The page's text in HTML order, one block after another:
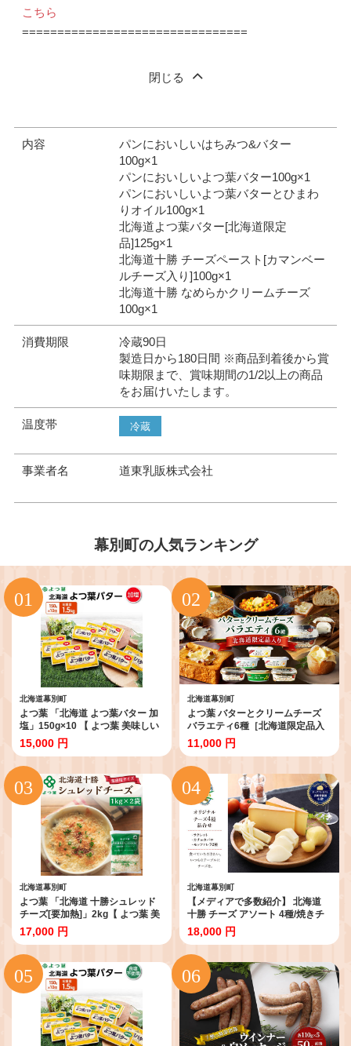
こちら
================================
閉じる
内容
パンにおいしいはちみつ&バター
100g×1
パンにおいしいよつ葉バター100g×1
パンにおいしいよつ葉バターとひまわ
りオイル100g×1
北海道よつ葉バター[北海道限定
品]125g×1
北海道十勝 チーズペースト[カマンベー
ルチーズ入り]100g×1
北海道十勝 なめらかクリームチーズ
100g×1
消費期限
冷蔵90日
製造日から180日間 ※商品到着後から賞
味期限まで、賞味期間の1/2以上の商品
をお届けいたします。
温度帯 冷蔵
事業者名 道東乳販株式会社
幕別町の人気ランキング
北海道幕別町
よつ葉 「北海道 よつ葉バター 加
塩」150g×10 【 よつ葉 美味しい
バター パン 有塩 塩 北海道 十勝
幕別 】
15,000 円
北海道幕別町
よつ葉 バターとクリームチーズ
バラエティ6種［北海道限定品入
り］【 よつ葉 バター チーズ 詰め
合わせ 朝食 パン セット おすすめ
パンにおいしい クリームチーズ
モーニング高級 比較 北海道 十勝
幕別 】
11,000 円
北海道幕別町
よつ葉 「北海道 十勝シュレッド
チーズ[要加熱]」2kg【 よつ葉 美
味しい チーズ グラタン ピザ 大容
量 業務用 北海道 十勝 幕別 】
17,000 円
北海道幕別町
【メディアで多数紹介】 北海道
十勝 チーズ アソート 4種/焼きチ
ーズ・モッツァレラ [チーズ工房
NEEDS]【 詰合せ セット カチョ
カバロ ラクレット モッツァレラ
乳製品 ワイン 麦酒 ビール 酒
NEEDS ニーズ 食べ比べ 受賞 幕
別町 】
18,000 円